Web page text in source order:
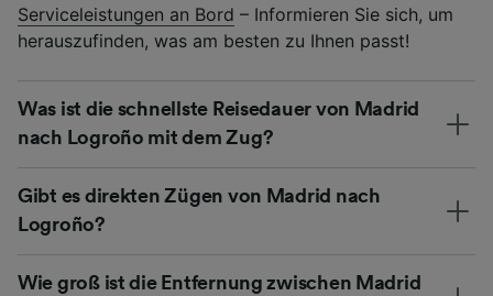
Serviceleistungen an Bord – Informieren Sie sich, um
herauszufinden, was am besten zu Ihnen passt!
Was ist die schnellste Reisedauer von Madrid
nach Logroño mit dem Zug?
Gibt es direkten Zügen von Madrid nach
Logroño?
Wie groß ist die Entfernung zwischen Madrid